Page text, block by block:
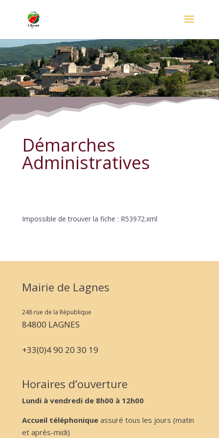
Démarches Administratives
Démarches
Administratives
Impossible de trouver la fiche : R53972.xml
Mairie de Lagnes
248 rue de la République
84800 LAGNES
+33(0)4 90 20 30 19
Horaires d’ouverture
Lundi à vendredi de 8h00 à 12h00
Accueil téléphoniqueassuré tous les jours (matin
et après-midi)